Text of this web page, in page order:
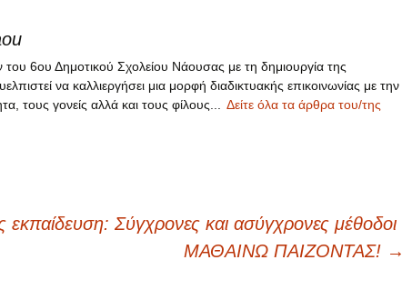
6ου Δημοτικού Σχολείου Νάουσας με τη δημιουργία της
να καλλιεργήσει μια μορφή διαδικτυακής επικοινωνίας με την
τους γονείς αλλά και τους φίλους...
Δείτε όλα τα άρθρα του/της
Σύγχρονες και ασύγχρονες μέθοδοι
ΜΑΘΑΙΝΩ ΠΑΙΖΟΝΤΑΣ! →